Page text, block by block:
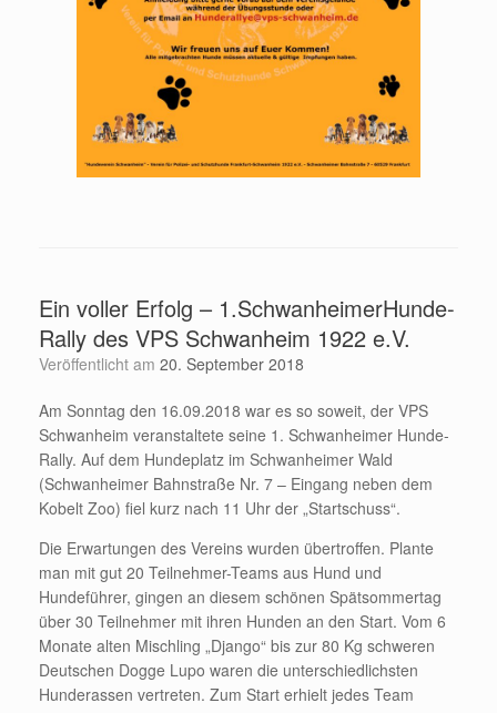
Ein voller Erfolg – 1.SchwanheimerHunde-
Rally des VPS Schwanheim 1922 e.V.
Veröffentlicht am 20. September 2018
Am Sonntag den 16.09.2018 war es so soweit, der VPS
Schwanheim veranstaltete seine 1. Schwanheimer Hunde-
Rally. Auf dem Hundeplatz im Schwanheimer Wald
(Schwanheimer Bahnstraße Nr. 7 – Eingang neben dem
Kobelt Zoo) fiel kurz nach 11 Uhr der „Startschuss“.
Die Erwartungen des Vereins wurden übertroffen. Plante
man mit gut 20 Teilnehmer-Teams aus Hund und
Hundeführer, gingen an diesem schönen Spätsommertag
über 30 Teilnehmer mit ihren Hunden an den Start. Vom 6
Monate alten Mischling „Django“ bis zur 80 Kg schweren
Deutschen Dogge Lupo waren die unterschiedlichsten
Hunderassen vertreten. Zum Start erhielt jedes Team